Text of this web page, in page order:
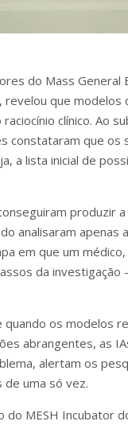
do Mass General
que
clínico. Ao
constataram que
a lista inicial de
produzir
analisaram apenas
em que um
da
os modelos
abrangentes, as
alertam os
uma só vez.
do MESH Incubator